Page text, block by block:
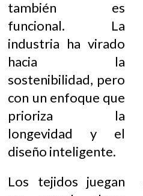
también es
funcional. La
industria ha virado
hacia la
sostenibilidad, pero
con un enfoque que
prioriza la
longevidad y el
diseño inteligente.
Los tejidos juegan